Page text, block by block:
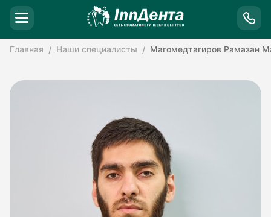
Главная Наши специалисты Магомедтагиров Рамазан